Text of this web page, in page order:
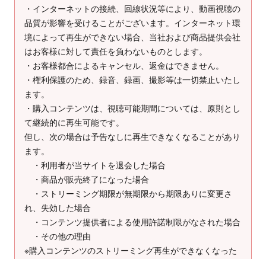
・インターネットの接続、回線状況等により、動画視聴の
品質が影響を受けることがございます。インターネット環
境によって再生ができない場合、当社および商品提供会社
はお客様に対して責任を負わないものとします。
・お客様都合によるキャンセル、返金はできません。
・権利保護のため、録音、録画、撮影等は一切禁止いたし
ます。
・購入コンテンツは、視聴可能期間については、原則とし
て継続的に再生可能です。
但し、次の場合は予告なしに再生できなくなることがあり
ます。
・利用者が当サイトを退会した場合
・商品が販売終了になった場合
・ストリーミング期限が無期限から期限ありに変更さ
れ、失効した場合
・コンテンツ提供者による使用許諾制限がなされた場合
・その他の理由
※購入コンテンツのストリーミング再生ができなくなった